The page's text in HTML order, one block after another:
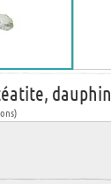
dauphin